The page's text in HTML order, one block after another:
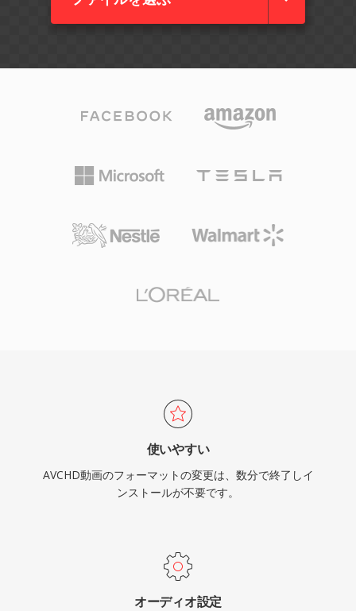
使いやすい
AVCHD動画のフォーマットの変更は、数分で終了しイ
ンストールが不要です。
オーディオ設定